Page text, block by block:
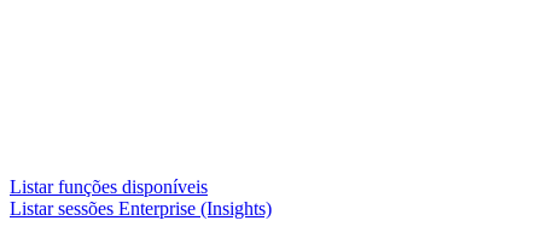
Listar funções disponíveis
Listar sessões Enterprise (Insights)